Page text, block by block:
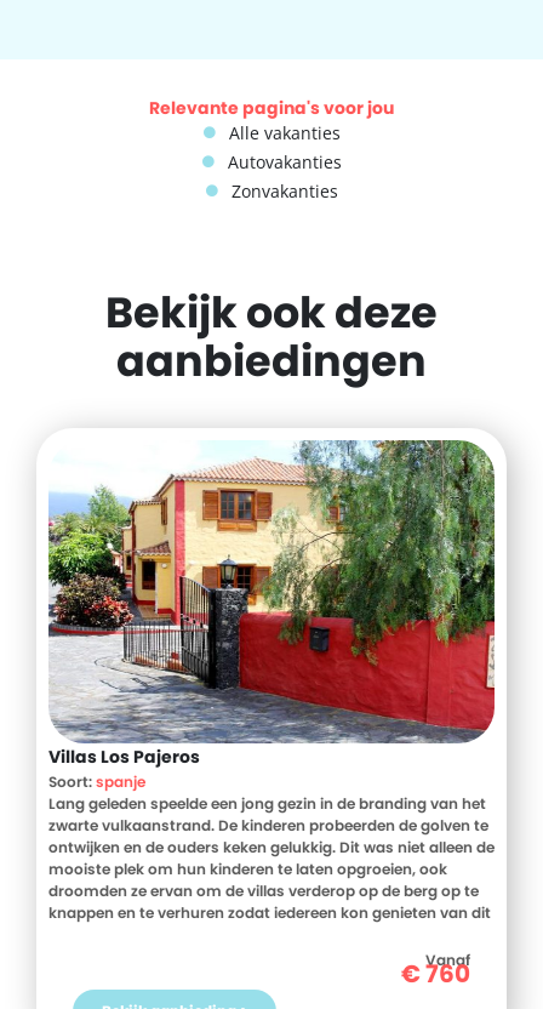
Relevante pagina's voor jou
Alle vakanties
Autovakanties
Zonvakanties
Bekijk ook deze
aanbiedingen
Villas Los Pajeros
Soort:spanje
Lang geleden speelde een jong gezin in de branding van het
zwarte vulkaanstrand. De kinderen probeerden de golven te
ontwijken en de ouders keken gelukkig. Dit was niet alleen de
mooiste plek om hun kinderen te laten opgroeien, ook
droomden ze ervan om de villas verderop op de berg op te
knappen en te verhuren zodat iedereen kon genieten van dit
werden waar. Want nu staat daar Villa Los Pajeros, deVanaf
€760